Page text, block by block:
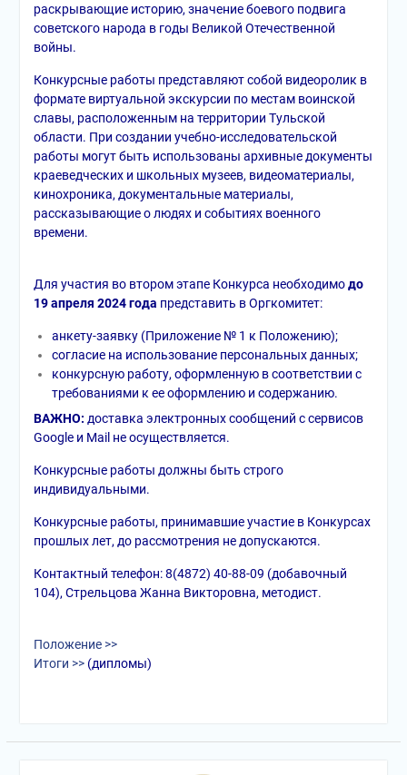
раскрывающие историю, значение боевого подвига
советского народа в годы Великой Отечественной
войны.
Конкурсные работы представляют собой видеоролик в
формате виртуальной экскурсии по местам воинской
славы, расположенным на территории Тульской
области. При создании учебно-исследовательской
работы могут быть использованы архивные документы
краеведческих и школьных музеев, видеоматериалы,
кинохроника, документальные материалы,
рассказывающие о людях и событиях военного
времени.
Для участия во втором этапе Конкурса необходимодо
19 апреля 2024 года представить в Оргкомитет:
анкету-заявку (Приложение № 1 к Положению);
согласие на использование персональных данных;
конкурсную работу, оформленную в соответствии с
требованиями к ее оформлению и содержанию.
ВАЖНО: доставка электронных сообщений с сервисов
Google и Mail не осуществляется.
Конкурсные работы должны быть строго
индивидуальными.
Конкурсные работы, принимавшие участие в Конкурсах
прошлых лет, до рассмотрения не допускаются.
Контактный телефон: 8(4872) 40-88-09 (добавочный
104), Стрельцова Жанна Викторовна, методист.
Положение >>
Итоги >> (дипломы)